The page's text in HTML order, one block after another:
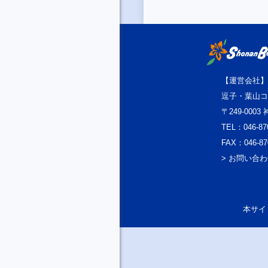
【運営会社】
逗子・葉山
〒249-0003
TEL：046-
FAX：046-
> お問い合
本サイ